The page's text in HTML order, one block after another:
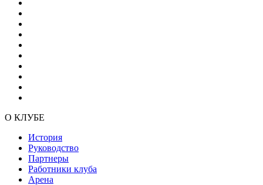
О КЛУБЕ
История
Руководство
Партнеры
Работники клуба
Арена